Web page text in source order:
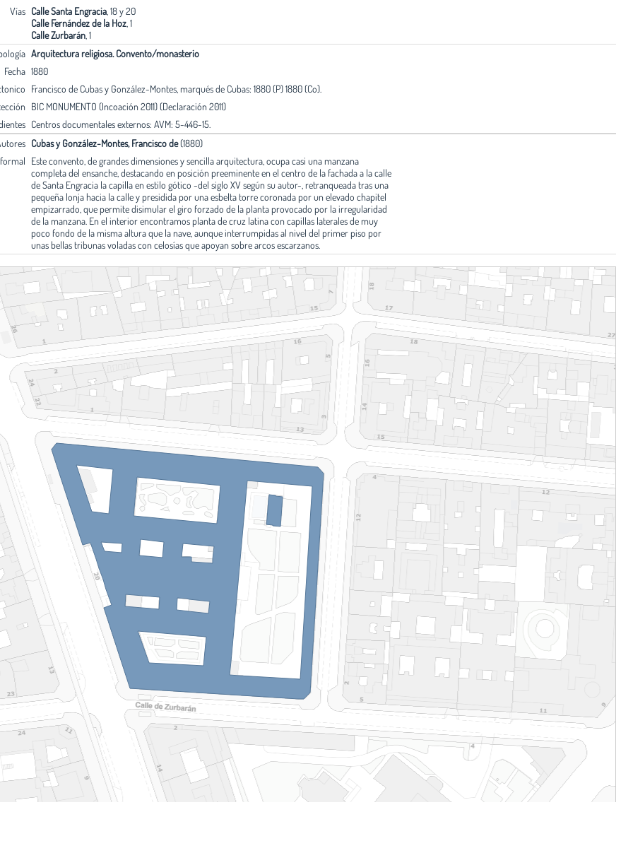
Vías Calle Santa Engracia , 18 y 20
Calle Fernández de la Hoz , 1
Calle Zurbarán , 1
Arquitectura religiosa. Convento/monasterio
Fecha 1880
Francisco de Cubas y González-Montes, marqués de Cubas: 1880 (P) 1880 (Co).
BIC MONUMENTO (Incoación 2011) (Declaración 2011)
Centros documentales externos: AVM: 5-446-15.
Cubas y González-Montes, Francisco de(1880)
Este convento, de grandes dimensiones y sencilla arquitectura, ocupa casi una manzana
completa del ensanche, destacando en posición preeminente en el centro de la fachada a la calle
de Santa Engracia la capilla en estilo gótico -del siglo XV según su autor-, retranqueada tras una
pequeña lonja hacia la calle y presidida por una esbelta torre coronada por un elevado chapitel
empizarrado, que permite disimular el giro forzado de la planta provocado por la irregularidad
de la manzana. En el interior encontramos planta de cruz latina con capillas laterales de muy
poco fondo de la misma altura que la nave, aunque interrumpidas al nivel del primer piso por
unas bellas tribunas voladas con celosías que apoyan sobre arcos escarzanos.